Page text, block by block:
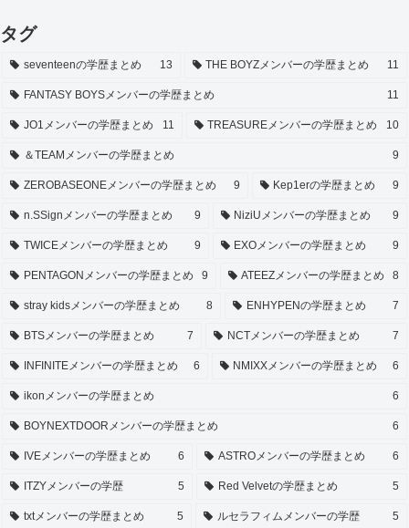
タグ
seventeenの学歴まとめ 13 THE BOYZメンバーの学歴まとめ 11
FANTASY BOYSメンバーの学歴まとめ 11
JO1メンバーの学歴まとめ 11 TREASUREメンバーの学歴まとめ 10
＆TEAMメンバーの学歴まとめ 9
ZEROBASEONEメンバーの学歴まとめ 9 Kep1erの学歴まとめ 9
n.SSignメンバーの学歴まとめ 9 NiziUメンバーの学歴まとめ 9
TWICEメンバーの学歴まとめ 9 EXOメンバーの学歴まとめ 9
PENTAGONメンバーの学歴まとめ 9 ATEEZメンバーの学歴まとめ 8
stray kidsメンバーの学歴まとめ 8 ENHYPENの学歴まとめ 7
BTSメンバーの学歴まとめ 7 NCTメンバーの学歴まとめ 7
INFINITEメンバーの学歴まとめ 6 NMIXXメンバーの学歴まとめ 6
ikonメンバーの学歴まとめ 6
BOYNEXTDOORメンバーの学歴まとめ 6
IVEメンバーの学歴まとめ 6 ASTROメンバーの学歴まとめ 6
ITZYメンバーの学歴 5 Red Velvetの学歴まとめ 5
txtメンバーの学歴まとめ 5 ルセラフィムメンバーの学歴 5